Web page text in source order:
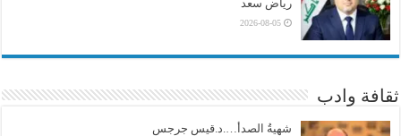
رياض سعد
2026-08-05
ثقافة وادب
شهيةُ الصدأ….د.قيس جرجس